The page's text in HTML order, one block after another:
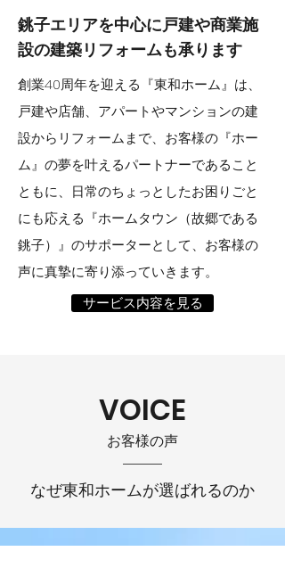
銚子エリアを中心に戸建や商業施
設の建築リフォームも承ります
創業40周年を迎える『東和ホーム』は、
戸建や店舗、アパートやマンションの建
設からリフォームまで、お客様の『ホー
ム』の夢を叶えるパートナーであること
ともに、日常のちょっとしたお困りごと
にも応える『ホームタウン（故郷である
銚子）』のサポーターとして、お客様の
声に真摯に寄り添っていきます。
サービス内容を見る
VOICE
お客様の声
なぜ東和ホームが選ばれるのか